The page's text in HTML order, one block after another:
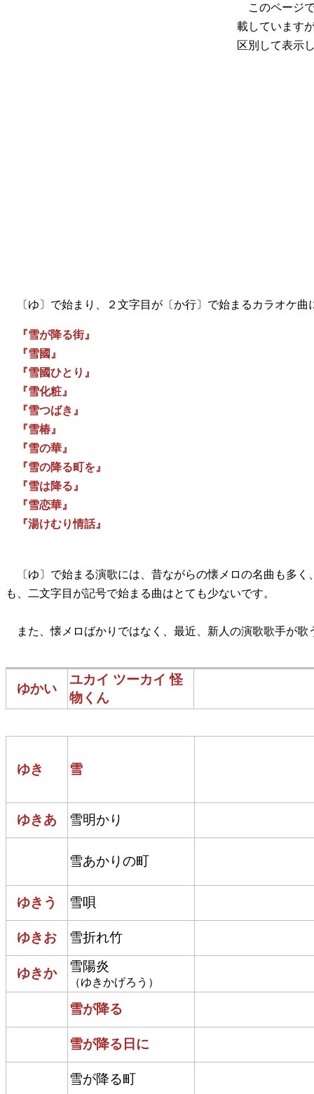
このページ
載しています
区別して表示
〔ゆ〕で始まり、２文字目が〔か行〕で始まるカラオケ曲
『雪が降る街』
『雪國』
『雪國ひとり』
『雪化粧』
『雪つばき』
『雪椿』
『雪の華』
『雪の降る町を』
『雪は降る』
『雪恋華』
『湯けむり情話』
〔ゆ〕で始まる演歌には、昔ながらの懐メロの名曲も多く
も、二文字目が記号で始まる曲はとても少ないです。
また、懐メロばかりではなく、最近、新人の演歌歌手が歌
ゆかい
ユカイ ツーカイ 怪
物くん
ゆき 雪
ゆきあ 雪明かり
雪あかりの町
ゆきう 雪唄
ゆきお 雪折れ竹
ゆきか 雪陽炎
（ゆきかげろう）
雪が降る
雪が降る日に
雪が降る町